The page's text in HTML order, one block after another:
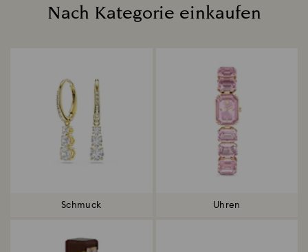
Nach Kategorie einkaufen
Schmuck Uhren